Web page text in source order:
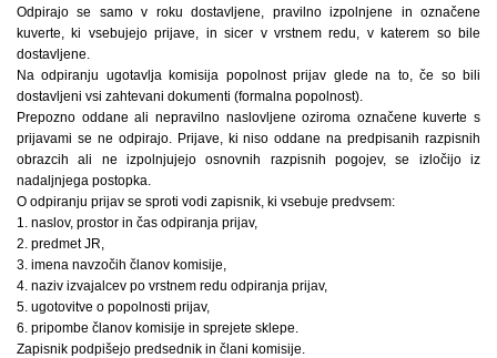
Odpirajo se samo v roku dostavljene, pravilno izpolnjene in označene
kuverte, ki vsebujejo prijave, in sicer v vrstnem redu, v katerem so bile
dostavljene.
Na odpiranju ugotavlja komisija popolnost prijav glede na to, če so bili
dostavljeni vsi zahtevani dokumenti (formalna popolnost).
Prepozno oddane ali nepravilno naslovljene oziroma označene kuverte s
prijavami se ne odpirajo. Prijave, ki niso oddane na predpisanih razpisnih
obrazcih ali ne izpolnjujejo osnovnih razpisnih pogojev, se izločijo iz
nadaljnjega postopka.
O odpiranju prijav se sproti vodi zapisnik, ki vsebuje predvsem:
1. naslov, prostor in čas odpiranja prijav,
2. predmet JR,
3. imena navzočih članov komisije,
4. naziv izvajalcev po vrstnem redu odpiranja prijav,
5. ugotovitve o popolnosti prijav,
6. pripombe članov komisije in sprejete sklepe.
Zapisnik podpišejo predsednik in člani komisije.